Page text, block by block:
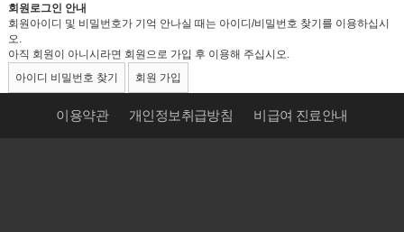
회원로그인 안내
회원아이디 및 비밀번호가 기억 안나실 때는 아이디/비밀번호 찾기를 이용하십시
오.
아직 회원이 아니시라면 회원으로 가입 후 이용해 주십시오.
아이디 비밀번호 찾기
회원 가입
이용약관 개인정보취급방침 비급여 진료안내